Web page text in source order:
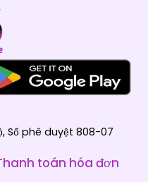
Số phê duyệt 808-07
toán hóa đơn